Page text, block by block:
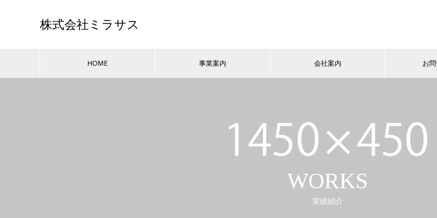
株式会社ミラサス
HOME 事業案内 会社案内 お
WORKS
実績紹介